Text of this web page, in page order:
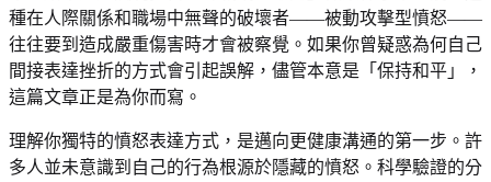
種在人際關係和職場中無聲的破壞者——被動攻擊型憤怒——
往往要到造成嚴重傷害時才會被察覺。如果你曾疑惑為何自己
間接表達挫折的方式會引起誤解，儘管本意是「保持和平」，
這篇文章正是為你而寫。
理解你獨特的憤怒表達方式，是邁向更健康溝通的第一步。許
多人並未意識到自己的行為根源於隱藏的憤怒。科學驗證的分